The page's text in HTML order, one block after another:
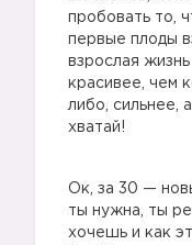
пробовать то,
первые плоды
взрослая
красивее, чем
либо, сильнее,
хватай!
Ок, за 30 —
ты нужна, ты
хочешь и как